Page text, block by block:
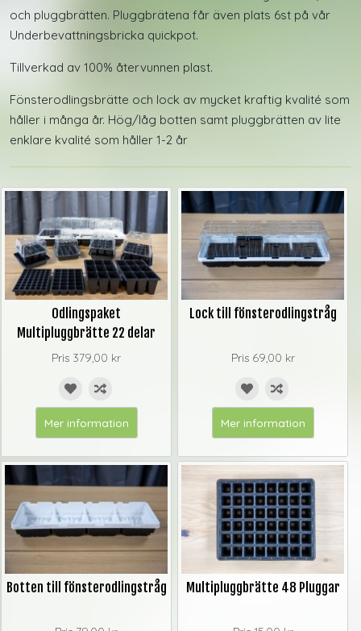
och pluggbrätten. Pluggbrätena får även plats 6st på vår
Underbevattningsbricka quickpot.
Tillverkad av 100% återvunnen plast.
Fönsterodlingsbrätte och lock av mycket kraftig kvalité som
håller i många år. Hög/låg botten samt pluggbrätten av lite
enklare kvalité som håller 1-2 år
Odlingspaket
Multipluggbrätte 22 delar
Pris 379,00 kr
Mer information
Lock till fönsterodlingstråg
Pris 69,00 kr
Mer information
Botten till fönsterodlingstråg Multipluggbrätte 48 Pluggar